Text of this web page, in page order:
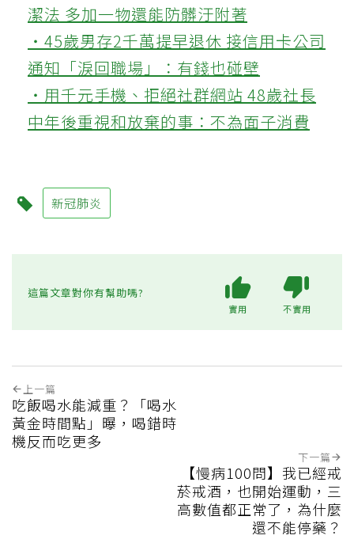
潔法 多加一物還能防髒汙附著
‧45歲男存2千萬提早退休 接信用卡公司
通知「淚回職場」：有錢也碰壁
‧用千元手機、拒絕社群網站 48歲社長
中年後重視和放棄的事：不為面子消費
新冠肺炎
這篇文章對你有幫助嗎?
實用 不實用
上一篇
吃飯喝水能減重？「喝水
黃金時間點」曝，喝錯時
機反而吃更多
下一篇
【慢病100問】我已經戒
菸戒酒，也開始運動，三
高數值都正常了，為什麼
還不能停藥？